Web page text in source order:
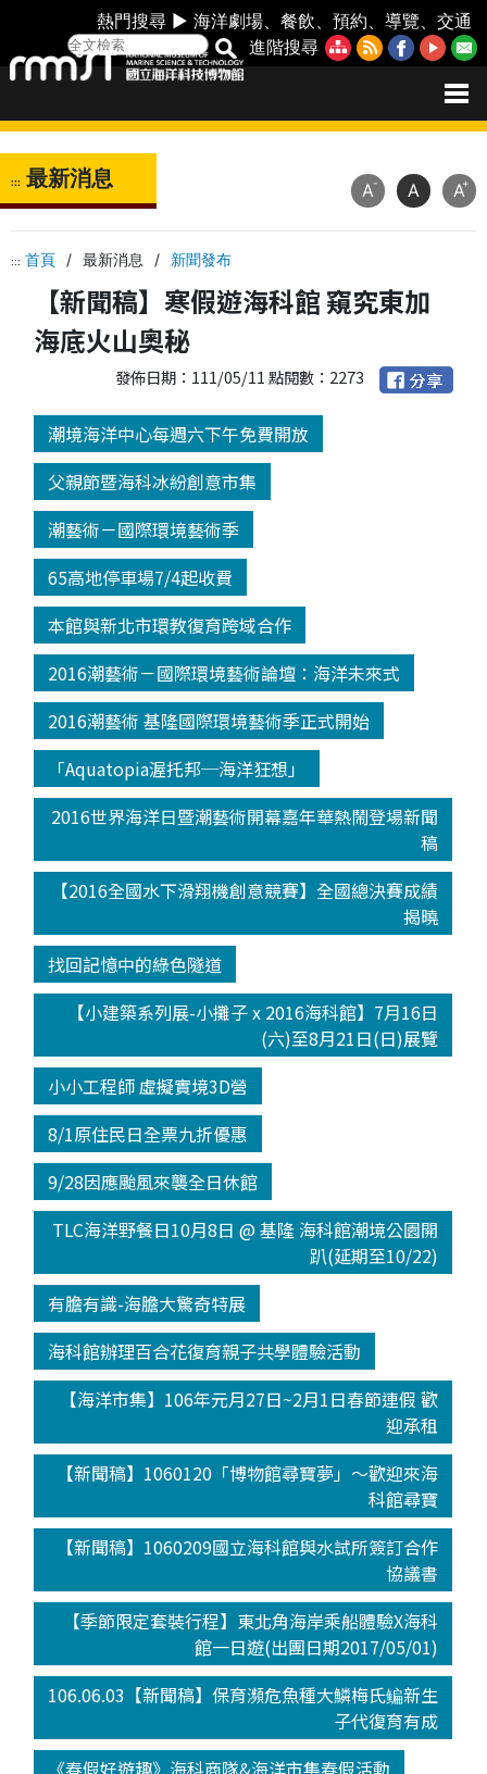
熱門搜尋 ►海洋劇場 、餐飲 、預約 、導覽 、交通
進階搜尋
::: 最新消息
::: 首頁 / 最新消息 / 新聞發布
A- A A+
【新聞稿】寒假遊海科館 窺究東加
海底火山奧秘
發佈日期：111/05/11 點閱數：2273
潮境海洋中心每週六下午免費開放
父親節暨海科冰紛創意市集
潮藝術－國際環境藝術季
65高地停車場7/4起收費
本館與新北市環教復育跨域合作
2016潮藝術－國際環境藝術論壇：海洋未來式
2016潮藝術 基隆國際環境藝術季正式開始
「Aquatopia渥托邦─海洋狂想」
2016世界海洋日暨潮藝術開幕嘉年華熱鬧登場新聞
稿
【2016全國水下滑翔機創意競賽】全國總決賽成績
揭曉
找回記憶中的綠色隧道
【小建築系列展-小攤子 x 2016海科館】7月16日
(六)至8月21日(日)展覽
小小工程師 虛擬實境3D營
8/1原住民日全票九折優惠
9/28因應颱風來襲全日休館
TLC海洋野餐日10月8日 @ 基隆 海科館潮境公園開
趴(延期至10/22)
有膽有識-海膽大驚奇特展
海科館辦理百合花復育親子共學體驗活動
【海洋市集】106年元月27日~2月1日春節連假 歡
迎承租
【新聞稿】1060120「博物館尋寶夢」～歡迎來海
科館尋寶
【新聞稿】1060209國立海科館與水試所簽訂合作
協議書
【季節限定套裝行程】東北角海岸乘船體驗X海科
館一日遊(出團日期2017/05/01)
106.06.03【新聞稿】保育瀕危魚種大鱗梅氏鳊新生
子代復育有成
《春假好遊趣》海科商隊&海洋市集春假活動